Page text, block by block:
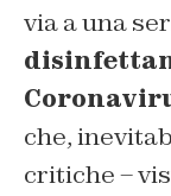
via a una
che,
critiche –